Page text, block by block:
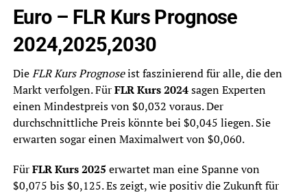
Euro – FLR Kurs Prognose
2024,2025,2030
DieFLR Kurs Prognoseist faszinierend für alle, die den
Markt verfolgen. FürFLR Kurs 2024sagen Experten
einen Mindestpreis von $0,032 voraus. Der
durchschnittliche Preis könnte bei $0,045 liegen. Sie
erwarten sogar einen Maximalwert von $0,060.
FürFLR Kurs 2025 erwartet man eine Spanne von
$0,075 bis $0,125. Es zeigt, wie positiv die Zukunft für